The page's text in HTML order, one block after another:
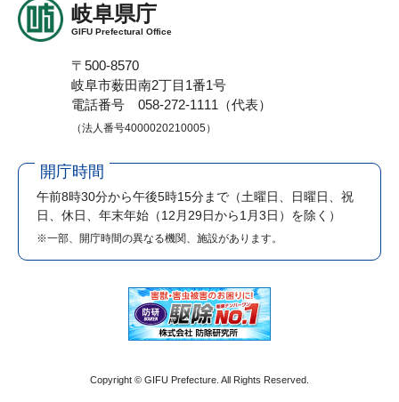
岐阜県庁
GIFU Prefectural Office
〒500-8570
岐阜市薮田南2丁目1番1号
電話番号 058-272-1111（代表）
（法人番号4000020210005）
開庁時間
午前8時30分から午後5時15分まで （土曜日、日曜日、祝
日、休日、年末年始（12月29日から1月3日）を除く）
※一部、開庁時間の異なる機関、施設があります。
Copyright © GIFU Prefecture. All Rights Reserved.